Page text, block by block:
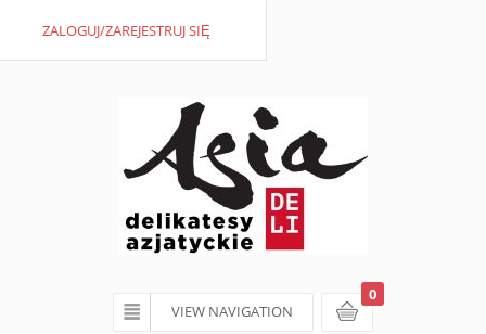
VIEW NAVIGATION
ZALOGUJ/ZAREJESTRUJ SIĘ
koszyk
0